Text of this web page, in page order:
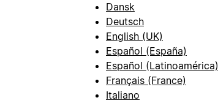
Dansk
Deutsch
English (UK)
Español (España)
Español (Latinoamérica)
Français (France)
Italiano